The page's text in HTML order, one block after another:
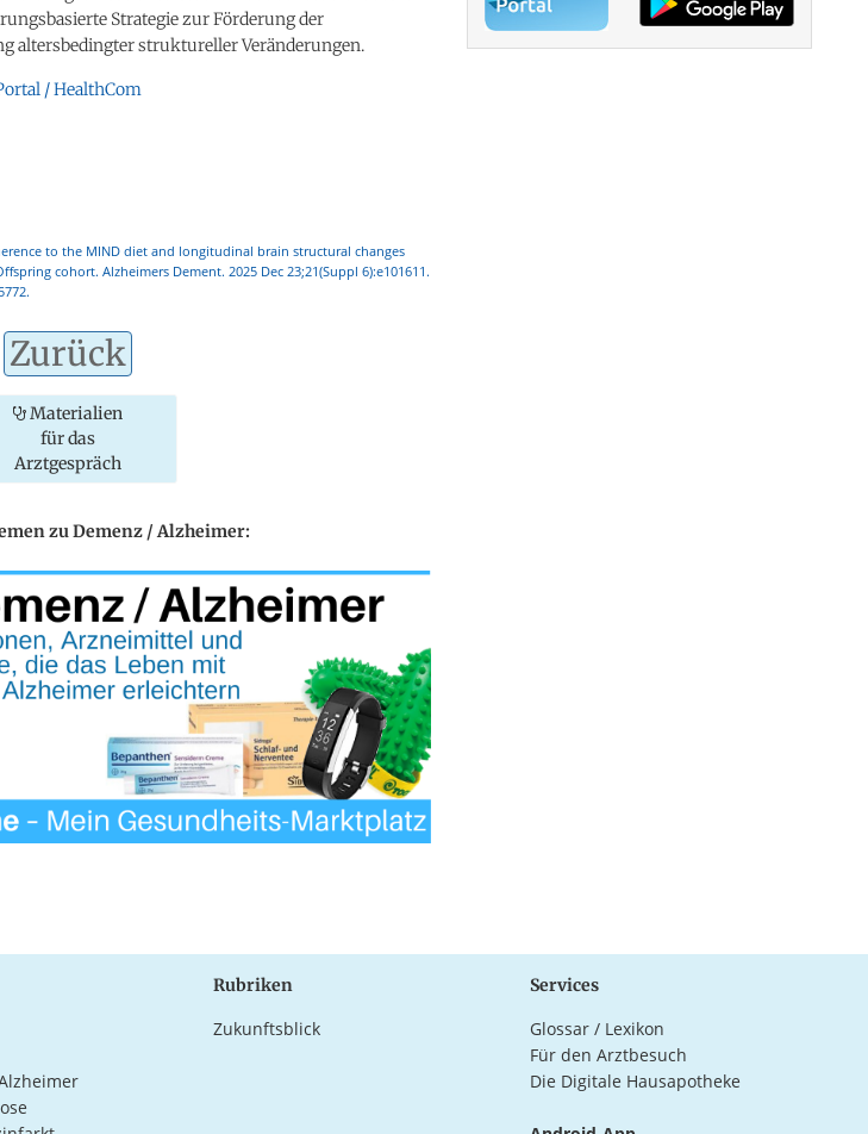
Strategie zur Förderung der
altersbedingter struktureller Veränderungen.
/ HealthCom
to the MIND diet and longitudinal brain structural changes
cohort. Alzheimers Dement. 2025 Dec 23;21(Suppl 6):e101611.
Zurück
Materialien
für das
Arztgespräch
zu Demenz / Alzheimer:
Rubriken
Zukunftsblick
Services
Glossar / Lexikon
Für den Arztbesuch
Die Digitale Hausapotheke